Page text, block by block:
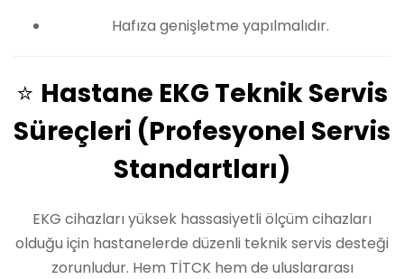
Hafıza genişletme yapılmalıdır.
⭐ Hastane EKG Teknik Servis
Süreçleri (Profesyonel Servis
Standartları)
EKG cihazları yüksek hassasiyetli ölçüm cihazları
olduğu için hastanelerde düzenli teknik servis desteği
zorunludur. Hem TİTCK hem de uluslararası